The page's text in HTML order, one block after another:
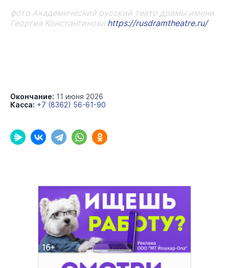
фото Академический русский театр драмы имени
Георгия Константинова https://rusdramtheatre.ru/
Окончание: 11 июня 2026
Касса: +7 (8362) 56-61-90